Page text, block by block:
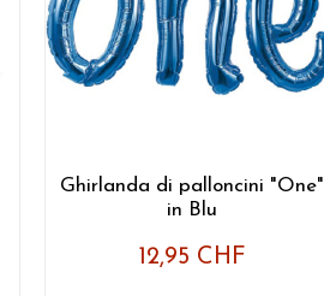
Ghirlanda di palloncini "One"
in Blu
12,95 CHF